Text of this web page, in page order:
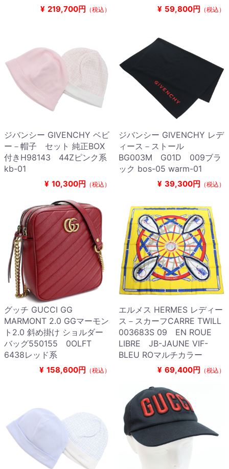
¥ 219,700円 （税込） ¥ 59,800円 （税込）
ジバンシー GIVENCHY ベビ
ー－帽子 セット 純正BOX
付きH98143 44Zピンク系
kb-01
¥ 10,300円 （税込）
ジバンシー GIVENCHY レデ
ィース－ストール
BG003M G01D 009ブラ
ック bos-05 warm-01
¥ 39,300円 （税込）
グッチ GUCCI GG
MARMONT 2.0 GGマーモン
ト2.0 斜め掛け ショルダー
バッグ550155 0OLFT
6438レッド系
¥ 158,600円 （税込）
エルメス HERMES レディー
ス－スカーフCARRE TWILL
003683S 09 EN ROUE
LIBRE JB-JAUNE VIF-
BLEU ROマルチカラー
¥ 69,400円 （税込）